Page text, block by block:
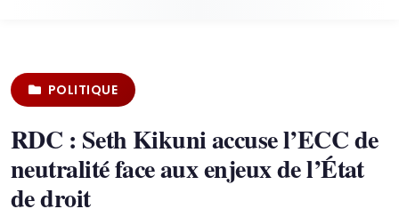
POLITIQUE
RDC : Seth Kikuni accuse l’ECC de
neutralité face aux enjeux de l’État
de droit